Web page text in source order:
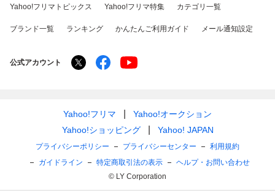
Yahoo!フリマトピックス Yahoo!フリマ特集 カテゴリ一覧
ブランド一覧 ランキング かんたんご利用ガイド メール通知設定
公式アカウント
Yahoo!フリマ
Yahoo!オークション
Yahoo!ショッピング
Yahoo! JAPAN
プライバシーポリシー プライバシーセンター
利用規約
ガイドライン
特定商取引法の表示
ヘルプ・お問い合わせ
© LY Corporation